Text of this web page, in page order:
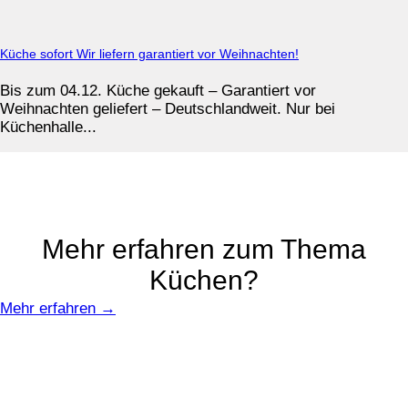
Küche sofort Wir liefern garantiert vor Weihnachten!
Bis zum 04.12. Küche gekauft – Garantiert vor
Weihnachten geliefert – Deutschlandweit. Nur bei
Küchenhalle...
Mehr erfahren zum Thema
Küchen?
Mehr erfahren →